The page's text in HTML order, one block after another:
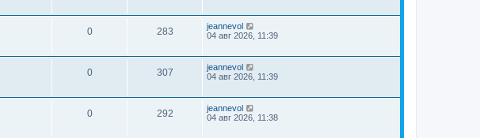
0 283
jeannevol
04 авг 2026, 11:39
0 307
jeannevol
04 авг 2026, 11:39
0 292
jeannevol
04 авг 2026, 11:38